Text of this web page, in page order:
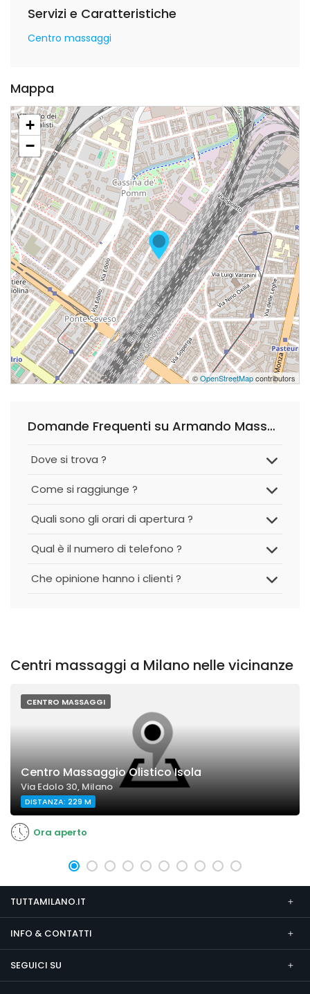
Servizi e Caratteristiche
Centro massaggi
Mappa
+
−
©OpenStreetMapcontributors
Domande Frequenti su Armando Massaggiatore Professionista. a Milano
Dove si trova ?
Come si raggiunge ?
Quali sono gli orari di apertura ?
Qual è il numero di telefono ?
Che opinione hanno i clienti ?
Centri massaggi a Milano nelle vicinanze
CENTRO MASSAGGI
Centro Massaggio Olistico Isola
Via Edolo 30, Milano
DISTANZA: 229 M
Ora aperto
TUTTAMILANO.IT
INFO & CONTATTI
SEGUICI SU